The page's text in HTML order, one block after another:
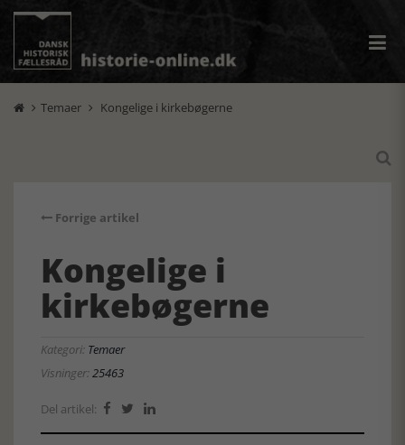
 Temaer  Kongelige i kirkebøgerne

Forrige artikel
Kongelige i
kirkebøgerne
Kategori: Temaer
Visninger:25463
Del artikel:   